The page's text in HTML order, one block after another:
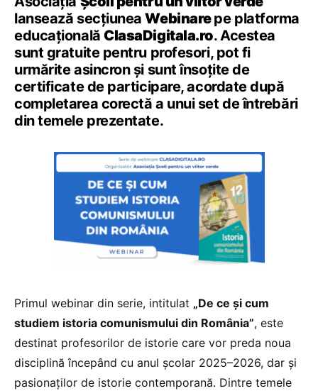
lansează secțiuneaWebinarepe platforma
educaționalăClasaDigitala.ro. Acestea
sunt gratuite pentru profesori, pot fi
urmărite asincron și sunt însoțite de
certificate de participare, acordate după
completarea corectă a unui set de întrebări
din temele prezentate.
Primul webinar din serie, intitulat „De ce și cum
studiem istoria comunismului din România”, este
destinat profesorilor de istorie care vor preda noua
disciplină începând cu anul școlar 2025–2026, dar și
pasionaților de istorie contemporană. Dintre temele